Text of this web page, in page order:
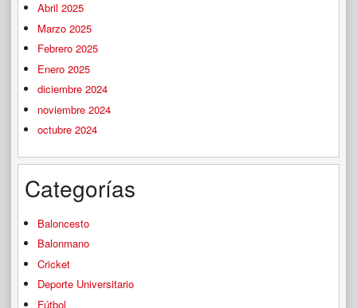
Abril 2025
Marzo 2025
Febrero 2025
Enero 2025
diciembre 2024
noviembre 2024
octubre 2024
Categorías
Baloncesto
Balonmano
Cricket
Deporte Universitario
Fútbol